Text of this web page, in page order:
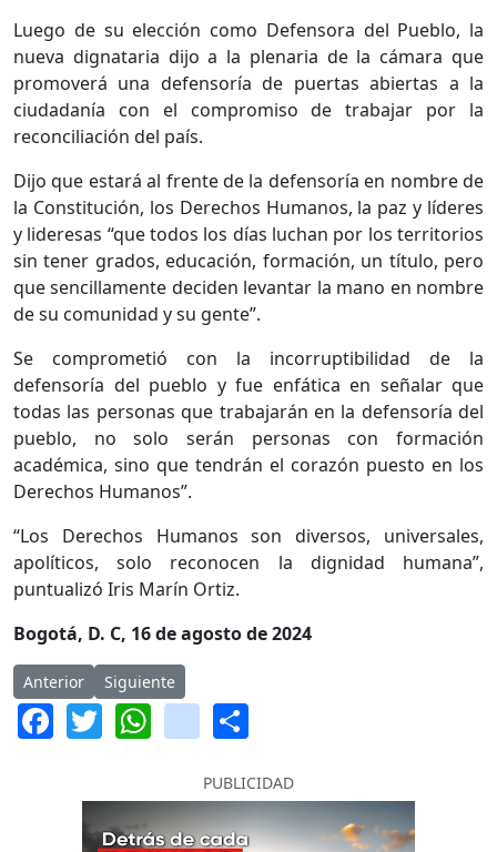
Luego de su elección como Defensora del Pueblo, la
nueva dignataria dijo a la plenaria de la cámara que
promoverá una defensoría de puertas abiertas a la
ciudadanía con el compromiso de trabajar por la
reconciliación del país.
Dijo que estará al frente de la defensoría en nombre de
la Constitución, los Derechos Humanos, la paz y líderes
y lideresas “que todos los días luchan por los territorios
sin tener grados, educación, formación, un título, pero
que sencillamente deciden levantar la mano en nombre
de su comunidad y su gente”.
Se comprometió con la incorruptibilidad de la
defensoría del pueblo y fue enfática en señalar que
todas las personas que trabajarán en la defensoría del
pueblo, no solo serán personas con formación
académica, sino que tendrán el corazón puesto en los
Derechos Humanos”.
“Los Derechos Humanos son diversos, universales,
apolíticos, solo reconocen la dignidad humana”,
puntualizó Iris Marín Ortiz.
Bogotá, D. C, 16 de agosto de 2024
Artículo anterior: Lo que le dijo Petro al posesionar a la
Anterior Artículo siguiente: Efraín Cepeda elegido como
Siguiente
Facebook
Twitter
WhatsApp
instagram
PUBLICIDAD